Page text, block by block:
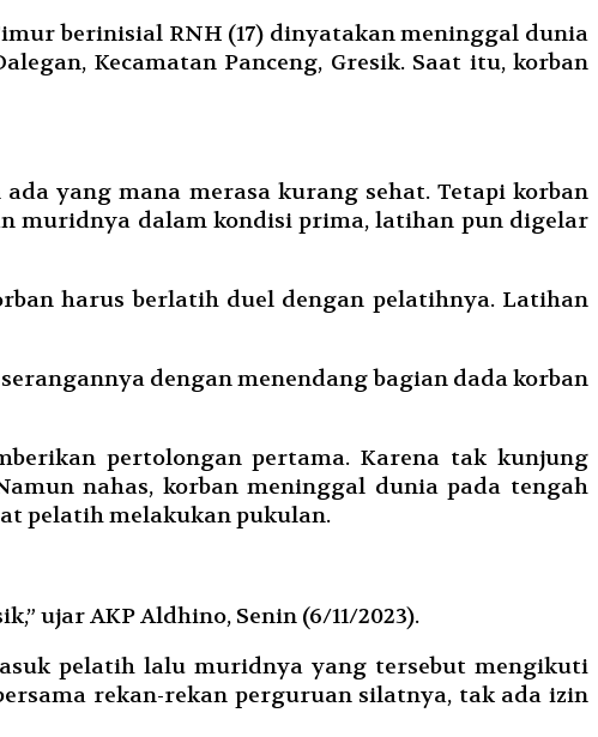
berinisial RNH (17) dinyatakan meninggal dunia
Kecamatan Panceng, Gresik. Saat itu, korban
yang mana merasa kurang sehat. Tetapi korban
muridnya dalam kondisi prima, latihan pun digelar
harus berlatih duel dengan pelatihnya. Latihan
dengan menendang bagian dada korban
pertolongan pertama. Karena tak kunjung
nahas, korban meninggal dunia pada tengah
pelatih melakukan pukulan.
ujar AKP Aldhino, Senin (6/11/2023).
pelatih lalu muridnya yang tersebut mengikuti
rekan-rekan perguruan silatnya, tak ada izin